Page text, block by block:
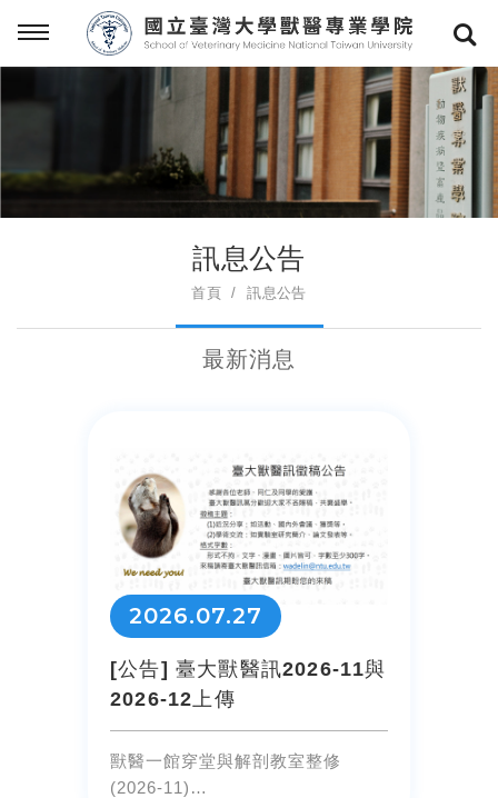
訊息公告
首頁 訊息公告
最新消息
2026.07.27
[公告] 臺大獸醫訊2026-11與
2026-12上傳
獸醫一館穿堂與解剖教室整修
(2026-11)